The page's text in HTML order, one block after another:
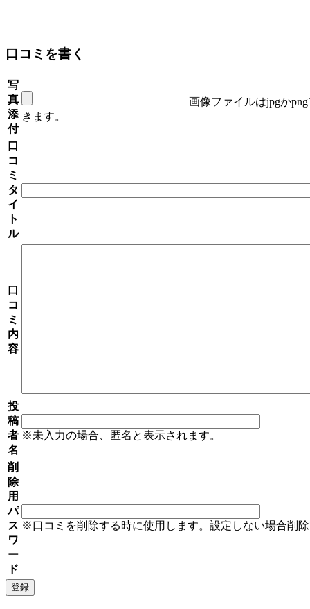
口コミを書く
写
真
添
付
画像ファイルはjpgか
きます。
口
コ
ミ
タ
イ
ト
ル
口
コ
ミ
内
容
投
稿
者
名
※未入力の場合、匿名と表示されます。
削
除
用
パ
ス
ワ
ー
ド
※口コミを削除する時に使用します。設定しない場合削